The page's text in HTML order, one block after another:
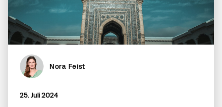
Nora Feist
25. Juli 2024